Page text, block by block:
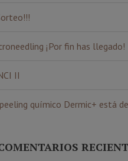
¡Por fin has llegado!
II
químico Dermic+ está